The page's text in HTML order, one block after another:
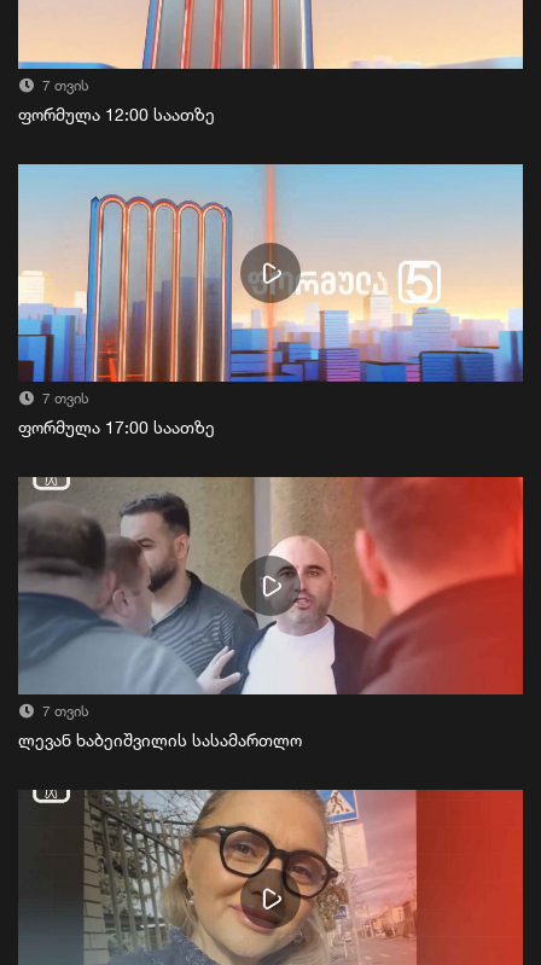
7 თვის
ფორმულა 12:00 საათზე
7 თვის
ფორმულა 17:00 საათზე
7 თვის
ლევან ხაბეიშვილის სასამართლო